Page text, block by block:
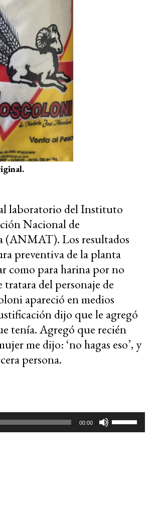
al laboratorio del Instituto
Nacional de
(ANMAT). Los resultados
preventiva de la planta
como para harina por no
del personaje de
apareció en medios
dijo que le agregó
tenía. Agregó que recién
me dijo: ‘no hagas eso’, y
persona.
00:00
Utiliza
las